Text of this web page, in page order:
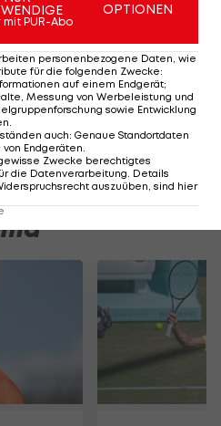
Admira in
Highlights: Nach
Austria Salzburg
Fußball -
PUR-Abo
OPTIONEN
personenbezogene Daten, wie
für die folgenden Zwecke:
auf einem Endgerät;
Messung von Werbeleistung und
sowie Entwicklung
.
auch: Genaue Standortdaten
Endgeräten.
Zwecke berechtigtes
die Datenverarbeitung. Details
auszuüben, sind hier